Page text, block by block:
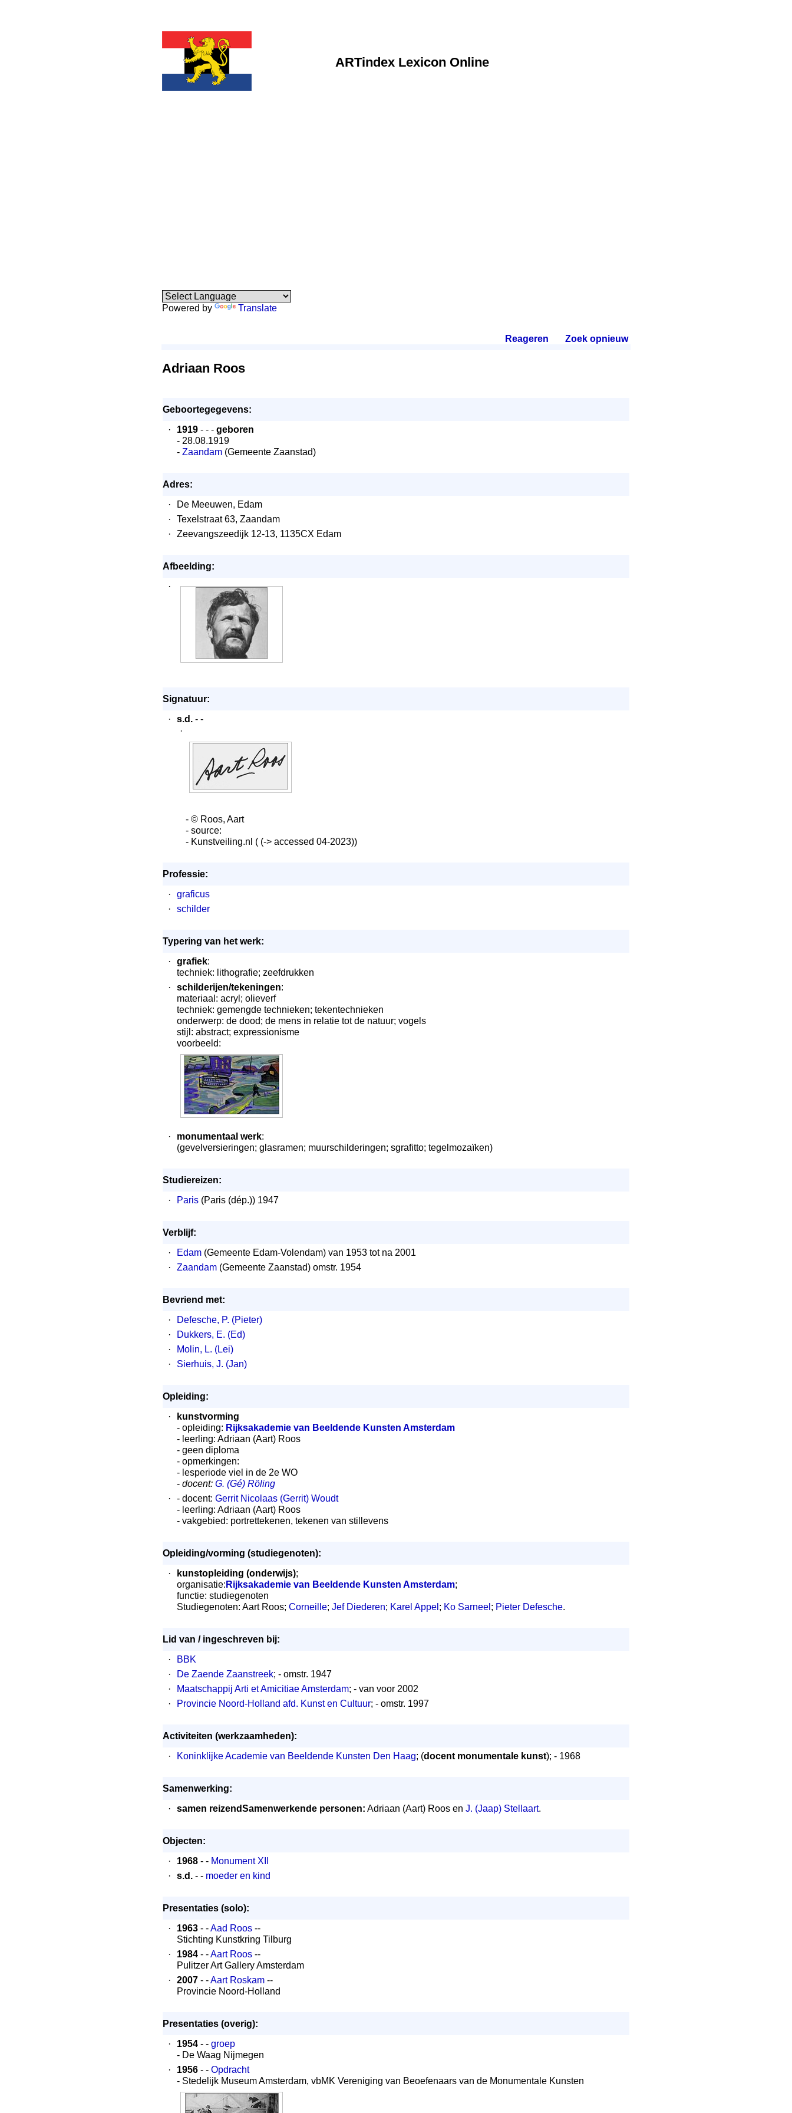
ARTindex Lexicon Online
Powered by Translate
Reageren Zoek opnieuw.
Adriaan Roos
Geboortegegevens:
·
1919 - - - geboren
- 28.08.1919
- Zaandam (Gemeente Zaanstad)
Adres:
·
De Meeuwen, Edam
·
Texelstraat 63, Zaandam
·
Zeevangszeedijk 12-13, 1135CX Edam
Afbeelding:
·
Signatuur:
·
s.d. - -
·
- © Roos, Aart
- source:
- Kunstveiling.nl ( (-> accessed 04-2023))
Professie:
·
graficus
·
schilder
Typering van het werk:
·
grafiek:
techniek: lithografie; zeefdrukken
·
schilderijen/tekeningen:
materiaal: acryl; olieverf
techniek: gemengde technieken; tekentechnieken
onderwerp: de dood; de mens in relatie tot de natuur; vogels
stijl: abstract; expressionisme
voorbeeld:
· monumentaal werk:
(gevelversieringen; glasramen; muurschilderingen; sgrafitto; tegelmozaïken)
Studiereizen:
·
Paris (Paris (dép.)) 1947
Verblijf:
·
Edam (Gemeente Edam-Volendam) van 1953 tot na 2001
·
Zaandam (Gemeente Zaanstad) omstr. 1954
Bevriend met:
·
Defesche, P. (Pieter)
·
Dukkers, E. (Ed)
·
Molin, L. (Lei)
·
Sierhuis, J. (Jan)
Opleiding:
·
kunstvorming
- opleiding: Rijksakademie van Beeldende Kunsten Amsterdam
- leerling: Adriaan (Aart) Roos
- geen diploma
- opmerkingen:
- lesperiode viel in de 2e WO
- docent: G. (Gé) Röling
·
- docent: Gerrit Nicolaas (Gerrit) Woudt
- leerling: Adriaan (Aart) Roos
- vakgebied: portrettekenen, tekenen van stillevens
Opleiding/vorming (studiegenoten):
·
kunstopleiding (onderwijs);
organisatie: Rijksakademie van Beeldende Kunsten Amsterdam;
functie: studiegenoten
Studiegenoten: Aart Roos; Corneille; Jef Diederen; Karel Appel ; Ko Sarneel ; Pieter Defesche.
Lid van / ingeschreven bij:
·
BBK
·
De Zaende Zaanstreek; - omstr. 1947
·
Maatschappij Arti et Amicitiae Amsterdam; - van voor 2002
·
Provincie Noord-Holland afd. Kunst en Cultuur; - omstr. 1997
Activiteiten (werkzaamheden):
·
Koninklijke Academie van Beeldende Kunsten Den Haag; (docent monumentale kunst); - 1968
Samenwerking:
·
samen reizendSamenwerkende personen: Adriaan (Aart) Roos en J. (Jaap) Stellaart.
Objecten:
·
1968 - - Monument XII
·
s.d. - - moeder en kind
Presentaties (solo):
·
1963 - -Aad Roos --
Stichting Kunstkring Tilburg
·
1984 - -Aart Roos --
Pulitzer Art Gallery Amsterdam
·
2007 - -Aart Roskam --
Provincie Noord-Holland
Presentaties (overig):
·
1954 - - groep
- De Waag Nijmegen
·
1956 - - Opdracht
- Stedelijk Museum Amsterdam, vbMK Vereniging van Beoefenaars van de Monumentale Kunsten